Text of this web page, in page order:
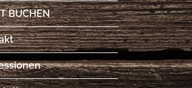
BUCHEN